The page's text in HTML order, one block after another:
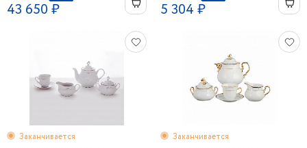
43 650 ₽ 5 304 ₽
Заканчивается
Заканчивается